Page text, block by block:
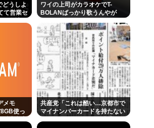
問題》「飲酒で記憶がない」と出演
きなのか”問われる組織の姿勢
産が止まらず。等価/高価交換を望む依
落。低換金率を望む客は戻らず
『俺テレビ見ない』って言う奴おか
屋で『団子食べない』って言う
どうしよ
て営業セ
ワイの上司がカラオケでT-
BOLANばっかり歌うんやが
メモ
使っ
共産党「これは酷い…京都市で
マイナンバーカードを持たない